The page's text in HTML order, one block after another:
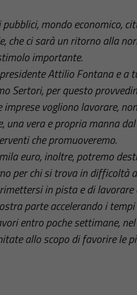
mondo economico,
che ci sarà un ritorno alla
importante.
Attilio Fontana e a
Sertori, per questo
imprese vogliono lavorare,
una vera e propria manna
che promuoveremo.
euro, inoltre, potremo
per chi si trova in difficoltà
in pista e di
parte accelerando i
entro poche settimane,
allo scopo di favorire le